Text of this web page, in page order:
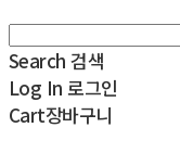
Search 검색
Log In 로그인
Cart장바구니